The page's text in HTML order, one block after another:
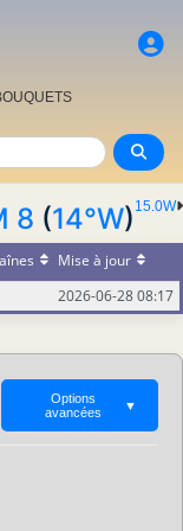
15.0W
8 (14°W)
Mise à jour
2026-06-28 08:17
Options
avancées
▼